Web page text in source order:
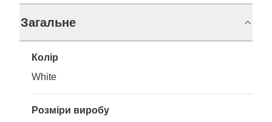
Загальне
Колір
White
Розміри виробу